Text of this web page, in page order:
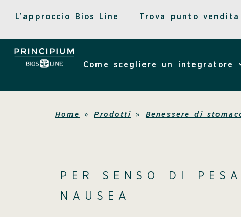
contenuto
L’approccio Bios Line Trova punto vendita
Come scegliere un integratore
Home »Prodotti » Benessere di
PER SENSO DI
NAUSEA